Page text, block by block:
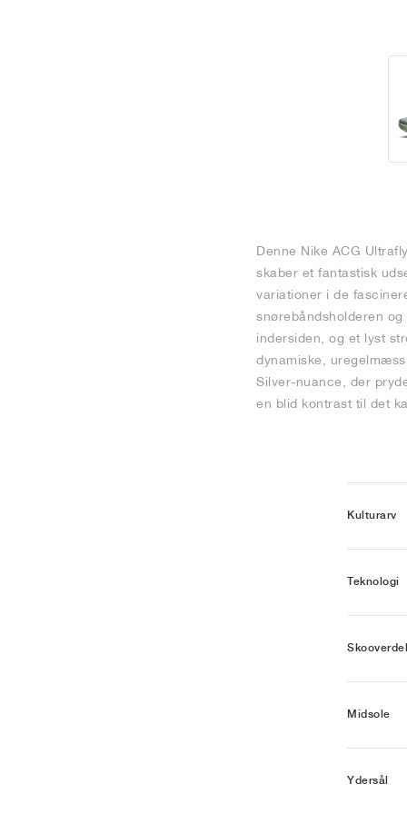
Denne Nike ACG
skaber et fantastisk
variationer i de
snørebåndsholderen
indersiden, og et lyst
dynamiske,
Silver-nuance, der
en blid kontrast til det
Kulturarv
Teknologi
Skooverdel
Midsole
Ydersål